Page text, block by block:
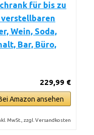
für bis zu
verstellbaren
Wein, Soda,
Bar, Büro,
229,99 €
Amazon ansehen
MwSt., zzgl. Versandkosten